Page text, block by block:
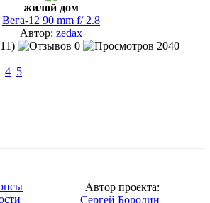
жилой дом
Вега-12 90 mm f/ 2.8
Автор: zedax
0 2040
4 5
Автор проекта:
Сергей Бородин